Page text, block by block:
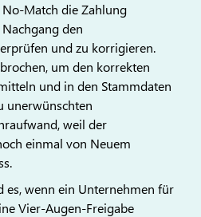
No-Match die Zahlung
den
und zu korrigieren.
um den korrekten
und in den Stammdaten
unerwünschten
weil der
einmal von Neuem
es, wenn ein Unternehmen für
Vier-Augen-Freigabe